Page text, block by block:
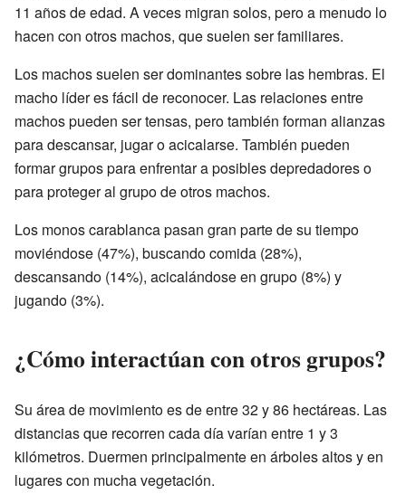
11 años de edad. A veces migran solos, pero a menudo lo
hacen con otros machos, que suelen ser familiares.
Los machos suelen ser dominantes sobre las hembras. El
macho líder es fácil de reconocer. Las relaciones entre
machos pueden ser tensas, pero también forman alianzas
para descansar, jugar o acicalarse. También pueden
formar grupos para enfrentar a posibles depredadores o
para proteger al grupo de otros machos.
Los monos carablanca pasan gran parte de su tiempo
moviéndose (47%), buscando comida (28%),
descansando (14%), acicalándose en grupo (8%) y
jugando (3%).
¿Cómo interactúan con otros grupos?
Su área de movimiento es de entre 32 y 86 hectáreas. Las
distancias que recorren cada día varían entre 1 y 3
kilómetros. Duermen principalmente en árboles altos y en
lugares con mucha vegetación.